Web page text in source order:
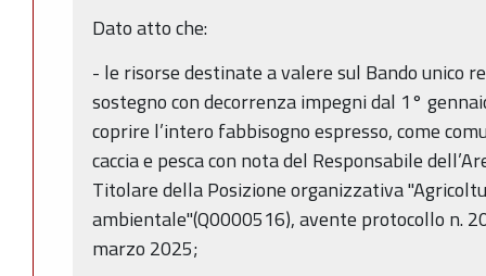
Dato atto che:
- le risorse destinate a valere sul Bando unico
sostegno con decorrenza impegni dal 1°
coprire l’intero fabbisogno espresso, come
caccia e pesca con nota del Responsabile
Titolare della Posizione organizzativa
ambientale"(Q0000516), avente protocollo n.
marzo 2025;